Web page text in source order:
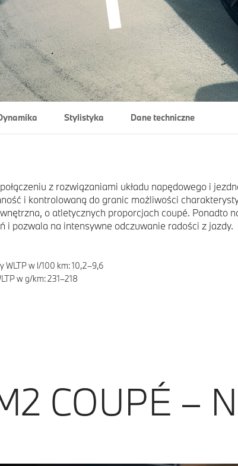
Stylistyka Dane techniczne
z rozwiązaniami układu napędowego i
i kontrolowaną do granic możliwości
o atletycznych proporcjach coupé. Ponadto
i pozwala na intensywne odczuwanie radości z jazdy.
w l/100 km: 10,2–9,6
w g/km: 231–218
COUPÉ –